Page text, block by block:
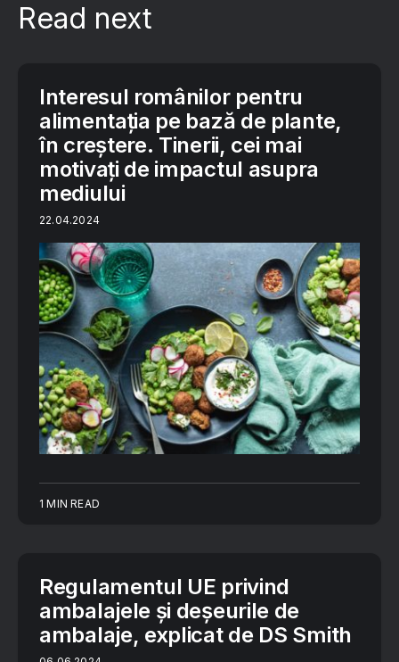
Read next
Interesul românilor pentru
alimentaţia pe bază de plante,
în creștere. Tinerii, cei mai
motivați de impactul asupra
mediului
22.04.2024
1 MIN READ
Regulamentul UE privind
ambalajele și deșeurile de
ambalaje, explicat de DS Smith